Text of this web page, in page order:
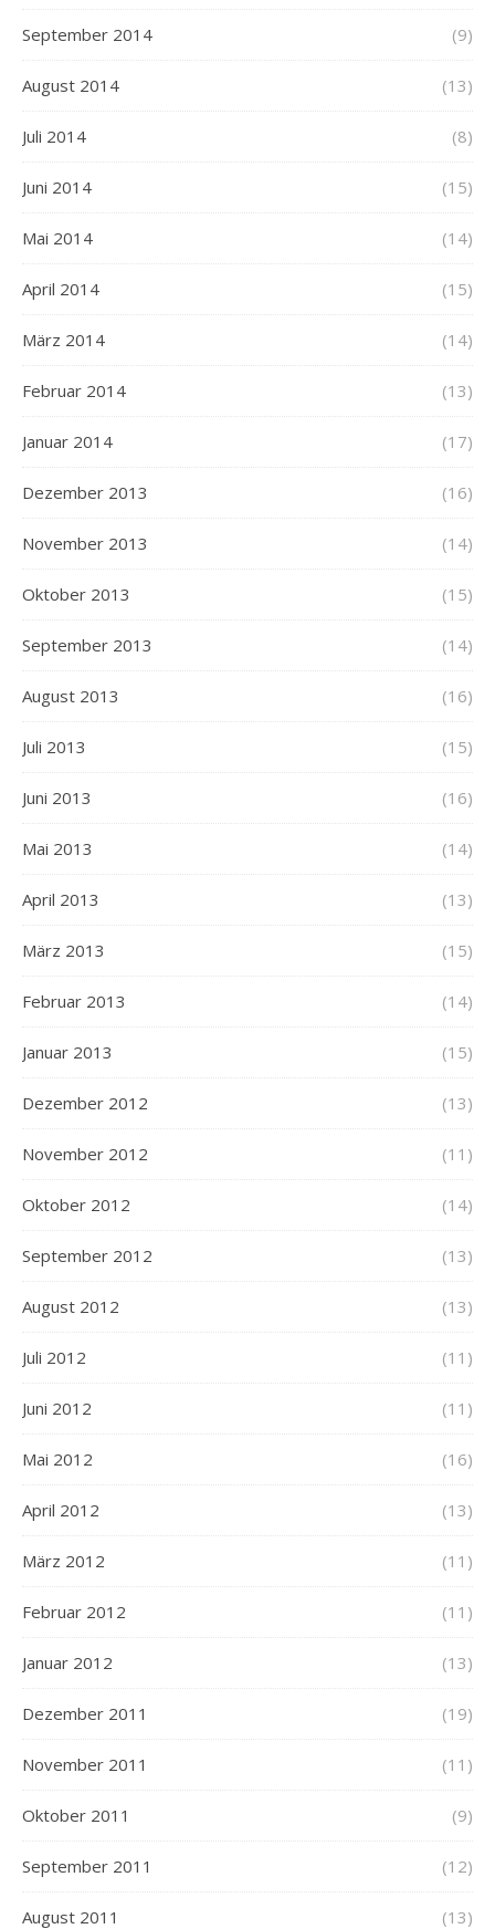
September 2014 (9)
August 2014 (13)
Juli 2014 (8)
Juni 2014 (15)
Mai 2014 (14)
April 2014 (15)
März 2014 (14)
Februar 2014 (13)
Januar 2014 (17)
Dezember 2013 (16)
November 2013 (14)
Oktober 2013 (15)
September 2013 (14)
August 2013 (16)
Juli 2013 (15)
Juni 2013 (16)
Mai 2013 (14)
April 2013 (13)
März 2013 (15)
Februar 2013 (14)
Januar 2013 (15)
Dezember 2012 (13)
November 2012 (11)
Oktober 2012 (14)
September 2012 (13)
August 2012 (13)
Juli 2012 (11)
Juni 2012 (11)
Mai 2012 (16)
April 2012 (13)
März 2012 (11)
Februar 2012 (11)
Januar 2012 (13)
Dezember 2011 (19)
November 2011 (11)
Oktober 2011 (9)
September 2011 (12)
August 2011 (13)